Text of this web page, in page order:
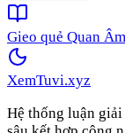
Gieo quẻ Quan Âm
XemTuvi.xyz
Hệ thống luận